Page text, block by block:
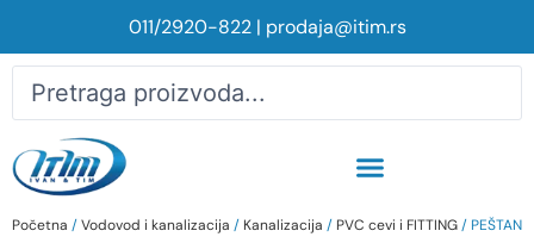
011/2920-822| prodaja@itim.rs
Početna /Vodovod i kanalizacija / Kanalizacija / PVC cevi i FITTING/ PEŠTAN